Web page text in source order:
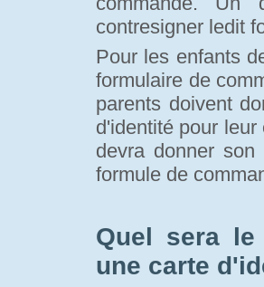
contresigner ledit
Pour les enfants
formulaire de
parents doivent
d'identité pour
devra donner
formule de
Quel sera
une carte